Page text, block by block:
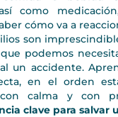
como
cómo va a
son
podemos
un accidente.
en el orden
calma y con
clave para salvar